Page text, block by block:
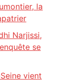
la
Narjissi,
se
vient